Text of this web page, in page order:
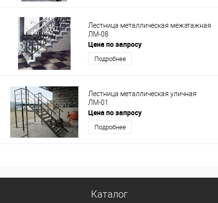
Лестница металлическая межэтажная
ЛМ-08
Цена по запросу
Подробнее
Лестница металлическая уличная
ЛМ-01
Цена по запросу
Подробнее
Каталог